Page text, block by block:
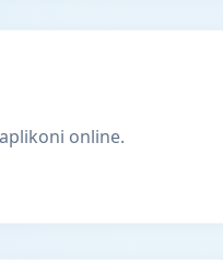
online.